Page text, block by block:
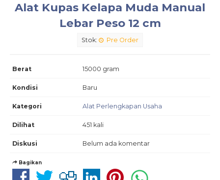
Alat Kupas Kelapa Muda Manual
Lebar Peso 12 cm
Stok: Pre Order
Berat 15000 gram
Kondisi Baru
Kategori Alat Perlengkapan Usaha
Dilihat 451 kali
Diskusi Belum ada komentar
Bagikan